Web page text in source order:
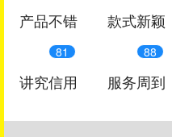
产品不错 款式新颖
讲究信用
81
服务周到
88